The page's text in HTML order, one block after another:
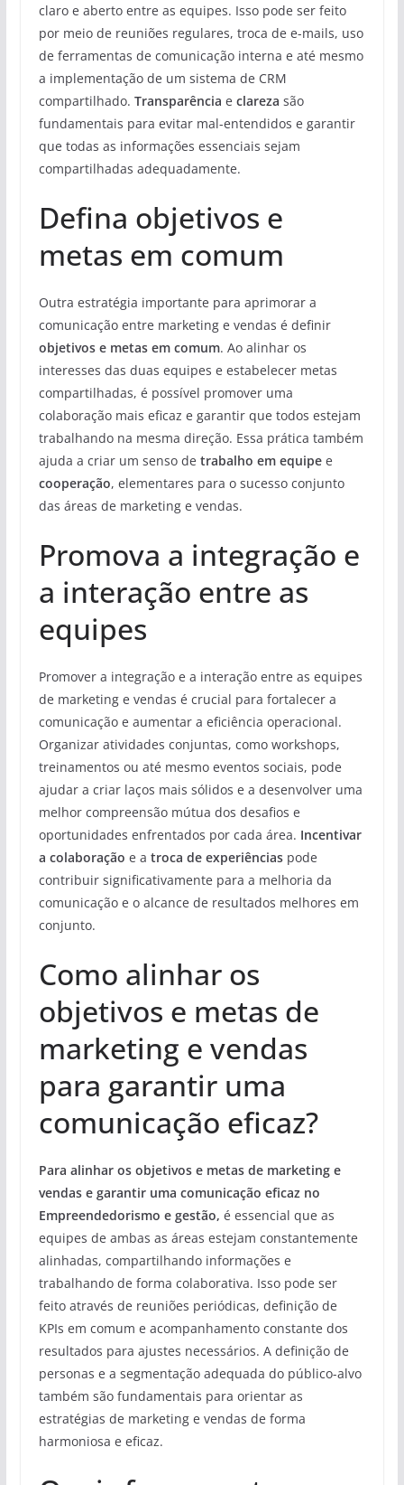
claro e aberto entre as equipes. Isso pode ser feito
por meio de reuniões regulares, troca de e-mails, uso
de ferramentas de comunicação interna e até mesmo
a implementação de um sistema de CRM
compartilhado. Transparência e clareza são
fundamentais para evitar mal-entendidos e garantir
que todas as informações essenciais sejam
compartilhadas adequadamente.
Defina objetivos e
metas em comum
Outra estratégia importante para aprimorar a
comunicação entre marketing e vendas é definir
objetivos e metas em comum. Ao alinhar os
interesses das duas equipes e estabelecer metas
compartilhadas, é possível promover uma
colaboração mais eficaz e garantir que todos estejam
trabalhando na mesma direção. Essa prática também
ajuda a criar um senso de trabalho em equipee
cooperação, elementares para o sucesso conjunto
das áreas de marketing e vendas.
Promova a integração e
a interação entre as
equipes
Promover a integração e a interação entre as equipes
de marketing e vendas é crucial para fortalecer a
comunicação e aumentar a eficiência operacional.
Organizar atividades conjuntas, como workshops,
treinamentos ou até mesmo eventos sociais, pode
ajudar a criar laços mais sólidos e a desenvolver uma
melhor compreensão mútua dos desafios e
oportunidades enfrentados por cada área. Incentivar
a colaboração e a troca de experiênciaspode
contribuir significativamente para a melhoria da
comunicação e o alcance de resultados melhores em
conjunto.
Como alinhar os
objetivos e metas de
marketing e vendas
para garantir uma
comunicação eficaz?
Para alinhar os objetivos e metas de marketing e
vendas e garantir uma comunicação eficaz no
Empreendedorismo e gestão, é essencial que as
equipes de ambas as áreas estejam constantemente
alinhadas, compartilhando informações e
trabalhando de forma colaborativa. Isso pode ser
feito através de reuniões periódicas, definição de
KPIs em comum e acompanhamento constante dos
resultados para ajustes necessários. A definição de
personas e a segmentação adequada do público-alvo
também são fundamentais para orientar as
estratégias de marketing e vendas de forma
harmoniosa e eficaz.